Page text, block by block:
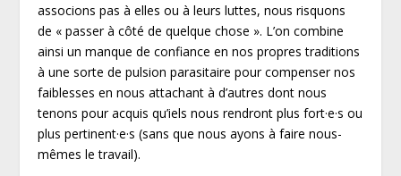
associons pas à elles ou à leurs luttes, nous risquons
de « passer à côté de quelque chose ». L’on combine
ainsi un manque de confiance en nos propres traditions
à une sorte de pulsion parasitaire pour compenser nos
faiblesses en nous attachant à d’autres dont nous
tenons pour acquis qu’iels nous rendront plus fort·e·s ou
plus pertinent·e·s (sans que nous ayons à faire nous-
mêmes le travail).